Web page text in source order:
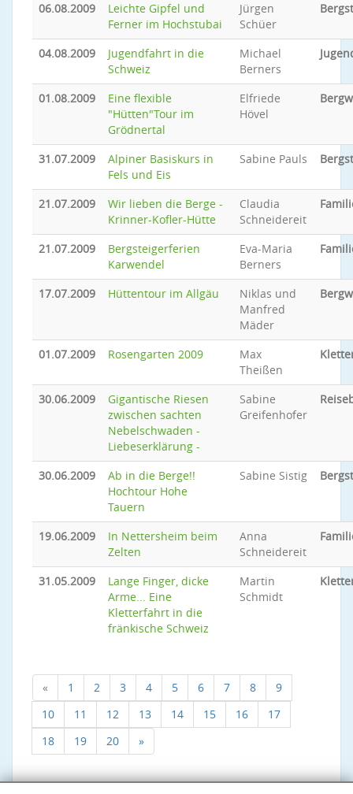
06.08.2009
Leichte Gipfel und
Ferner im Hochstubai
Jürgen
Schüer
04.08.2009
Jugendfahrt in die
Schweiz
Michael
Berners
01.08.2009
Eine flexible
"Hütten"Tour im
Grödnertal
Elfriede
Hövel
31.07.2009
Alpiner Basiskurs in
Fels und Eis
Sabine Pauls
21.07.2009
Wir lieben die Berge -
Krinner-Kofler-Hütte
Claudia
Schneidereit
21.07.2009
Bergsteigerferien
Karwendel
Eva-Maria
Berners
17.07.2009 Hüttentour im Allgäu
Niklas und
Manfred
Mäder
01.07.2009 Rosengarten 2009
Max
Theißen
30.06.2009
Gigantische Riesen
zwischen sachten
Nebelschwaden -
Liebeserklärung -
Sabine
Greifenhofer
30.06.2009
Ab in die Berge!!
Hochtour Hohe
Tauern
Sabine Sistig
19.06.2009
In Nettersheim beim
Zelten
Anna
Schneidereit
31.05.2009
Lange Finger, dicke
Arme... Eine
Kletterfahrt in die
fränkische Schweiz
Martin
Schmidt
« 1 2 3 4 5 6 7 8
9
10
11 12 13 14 15 16
17
18
19 20 »